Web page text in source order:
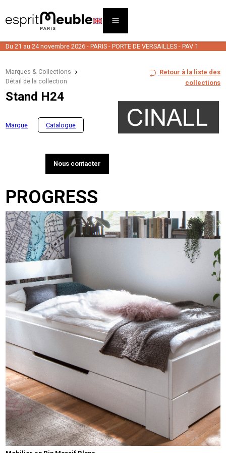
Du 21 au 24 novembre 2026 - PARIS - PORTE DE VERSAILLES - PAV 1
Marques & Collections
Détail de la collection
Retour à la liste des
collections
Stand H24
Marque Catalogue
Nous contacter
PROGRESS